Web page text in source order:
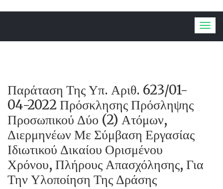
Παράταση Της Υπ. Αριθ. 623/01-
04-2022 Πρόσκλησης Πρόσληψης
Προσωπικού Δύο (2) Ατόμων,
Διερμηνέων Με Σύμβαση Εργασίας
Ιδιωτικού Δικαίου Ορισμένου
Χρόνου, Πλήρους Απασχόλησης, Για
Την Υλοποίηση Της Δράσης